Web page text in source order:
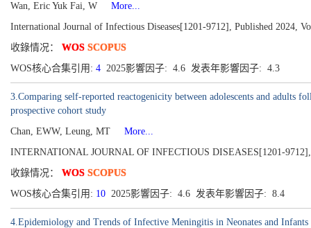
Wan, Eric Yuk Fai, W
More...
International Journal of Infectious Diseases[1201-9712], Published 2024,
收錄情况： WOS SCOPUS
WOS核心合集引用: 4 2025影響因子: 4.6 发表年影響因子: 4.3
3.Comparing self-reported reactogenicity between adolescents and adults
prospective cohort study
Chan, EWW, Leung, MT
More...
INTERNATIONAL JOURNAL OF INFECTIOUS DISEASES[1201-9712],
收錄情况： WOS SCOPUS
WOS核心合集引用: 10 2025影響因子: 4.6 发表年影響因子: 8.4
4.Epidemiology and Trends of Infective Meningitis in Neonates and